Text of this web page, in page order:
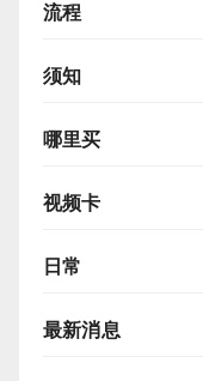
流程
须知
哪里买
视频卡
日常
最新消息